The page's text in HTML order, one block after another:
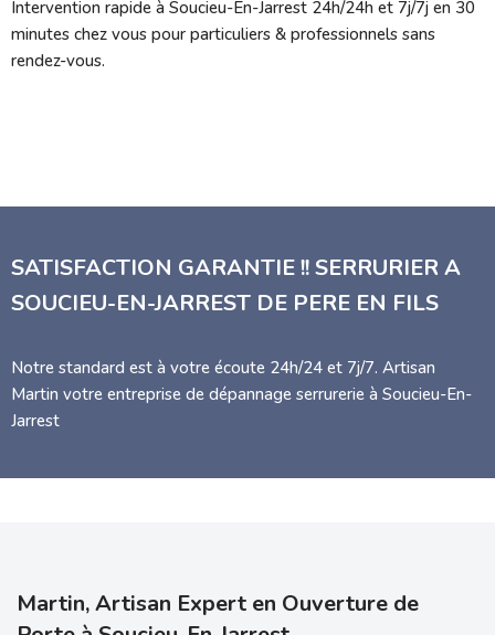
Intervention rapide à Soucieu-En-Jarrest 24h/24h et 7j/7j en 30
minutes chez vous pour particuliers & professionnels sans
rendez-vous.
SATISFACTION GARANTIE !! SERRURIER A
SOUCIEU-EN-JARREST DE PERE EN FILS
Notre standard est à votre écoute 24h/24 et 7j/7. Artisan
Martin votre entreprise de dépannage serrurerie à Soucieu-En-
Jarrest
Martin, Artisan Expert en Ouverture de